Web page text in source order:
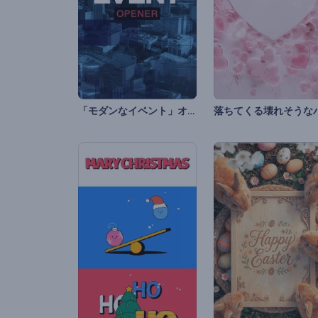
「モダンなイベント」オープニング動画